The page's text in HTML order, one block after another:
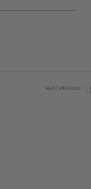
NEXT PRODUCT